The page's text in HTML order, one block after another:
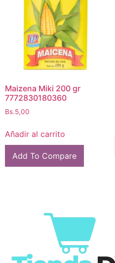
Maizena Miki 200 gr
7772830180360
Bs.5,00
Añadir al carrito
Add To Compare